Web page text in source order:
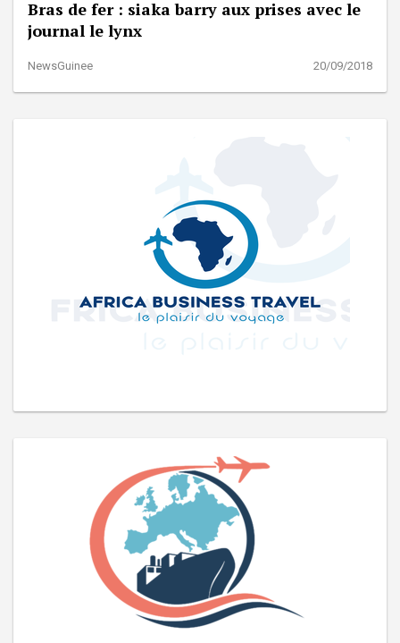
Bras de fer : siaka barry aux prises avec le
journal le lynx
NewsGuinee 20/09/2018